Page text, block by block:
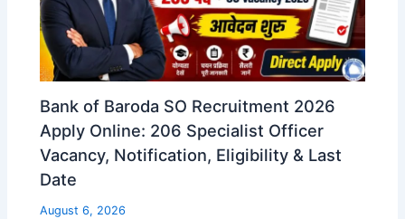
Bank of Baroda SO Recruitment 2026
Apply Online: 206 Specialist Officer
Vacancy, Notification, Eligibility & Last
Date
August 6, 2026